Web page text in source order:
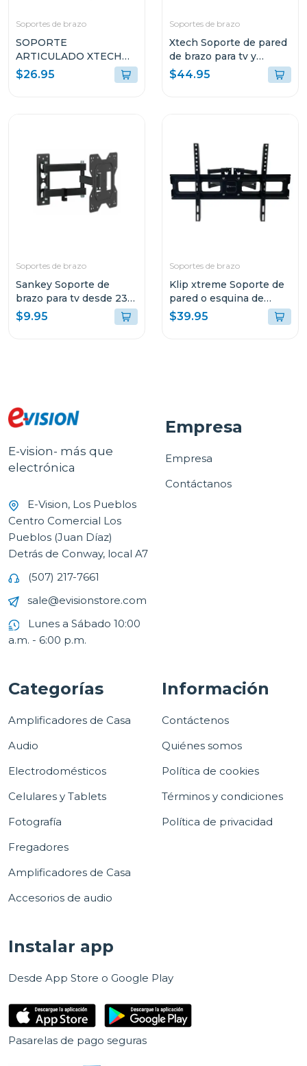
Soportes de brazo
SOPORTE
ARTICULADO XTECH
PARA TELEVISOR
PLANOS Y CURVOS DE
$26.95
Soportes de brazo
Xtech Soporte de pared
de brazo para tv y
monitores desde 37"
hasta 90" 485
$44.95
Soportes de brazo
Sankey Soporte de
brazo para tv desde 23"
hasta 43" v304
$9.95
Soportes de brazo
Klip xtreme Soporte de
pared o esquina de
brazo extensible 32"
hasta 65" KPM935
$39.95
E-vision- más que
electrónica
E-Vision, Los Pueblos
Centro Comercial Los
Pueblos (Juan Díaz)
Detrás de Conway, local A7
(507) 217-7661
sale@evisionstore.com
Lunes a Sábado 10:00
a.m. - 6:00 p.m.
Empresa
Empresa
Contáctanos
Categorías
Amplificadores de Casa
Audio
Electrodomésticos
Celulares y Tablets
Fotografía
Fregadores
Amplificadores de Casa
Accesorios de audio
Información
Contáctenos
Quiénes somos
Política de cookies
Términos y condiciones
Política de privacidad
Instalar app
Desde App Store o Google Play
Pasarelas de pago seguras